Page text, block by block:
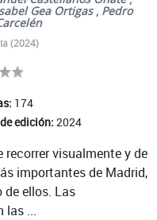
Gea Ortigas, Pedro
(2024)
174
edición: 2024
recorrer visualmente y de
importantes de Madrid,
de ellos. Las
las ...